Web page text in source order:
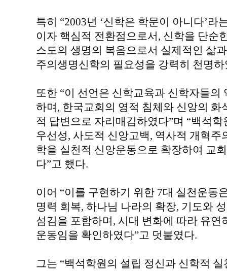
특히 “2003년 ‘신학은 학문이 아니다’
이자 핵심적 전환점으로서, 신학을 단순
스도의 생명의 복음으로서 실제적인 삶
주의생명신학의 필요성을 강력히 천명하
또한 “이 선언은 신학교육과 신학자들의
하며, 한국교회의 영적 침체와 신앙의
적 답변으로 자리매김하였다”며 “백석
우선성, 사도적 신앙고백, 역사적 개혁
학을 실천적 신앙운동으로 확장하여 교
다”고 했다.
이어 “이를 구현하기 위한 7대 실천운동
명력 회복, 하나님 나라의 확장, 기도와
섬김을 포함하며, 시대 변화에 따라 유
운동임을 확인하였다”고 덧붙였다.
그는 “백석학원의 설립 정신과 신학적